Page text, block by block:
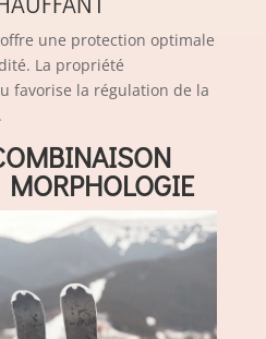
une protection optimale
La propriété
favorise la régulation de la